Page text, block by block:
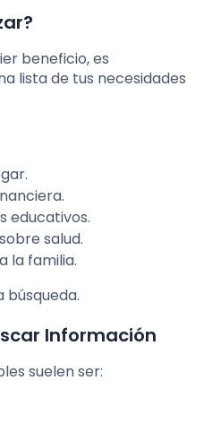
beneficio, es
lista de tus necesidades
educativos.
salud.
la familia.
búsqueda.
Información
suelen ser: